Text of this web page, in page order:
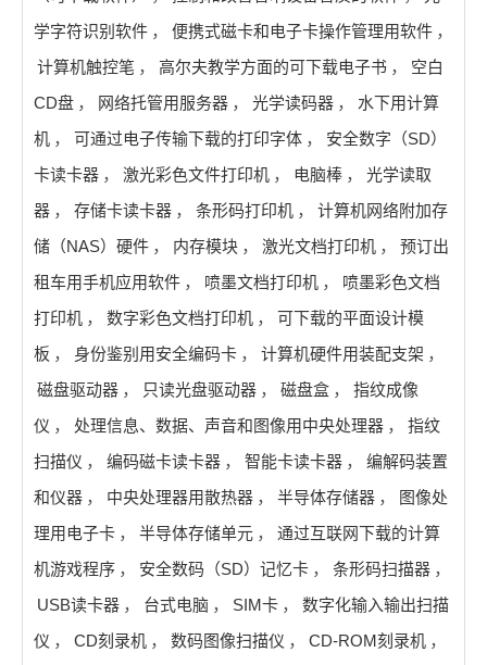
学字符识别软件 ， 便携式磁卡和电子卡操作管理用软件 ，
计算机触控笔 ， 高尔夫教学方面的可下载电子书 ，
空白
CD盘 ， 网络托管用服务器 ， 光学读码器 ，
水下用计算
机 ， 可通过电子传输下载的打印字体 ，
安全数字（SD）
卡读卡器 ， 激光彩色文件打印机 ， 电脑棒 ，
光学读取
器 ， 存储卡读卡器 ， 条形码打印机 ，
计算机网络附加存
储（NAS）硬件 ， 内存模块 ， 激光文档打印机 ，
预订出
租车用手机应用软件 ， 喷墨文档打印机 ，
喷墨彩色文档
打印机 ， 数字彩色文档打印机 ，
可下载的平面设计模
板 ， 身份鉴别用安全编码卡 ， 计算机硬件用装配支架 ，
磁盘驱动器 ， 只读光盘驱动器 ， 磁盘盒 ，
指纹成像
仪 ， 处理信息、数据、声音和图像用中央处理器 ，
指纹
扫描仪 ， 编码磁卡读卡器 ， 智能卡读卡器 ，
编解码装置
和仪器 ， 中央处理器用散热器 ， 半导体存储器 ，
图像处
理用电子卡 ， 半导体存储单元 ，
通过互联网下载的计算
机游戏程序 ， 安全数码（SD）记忆卡 ， 条形码扫描器 ，
USB读卡器 ， 台式电脑 ， SIM卡 ，
数字化输入输出扫描
仪 ， CD刻录机 ， 数码图像扫描仪 ， CD-ROM刻录机 ，